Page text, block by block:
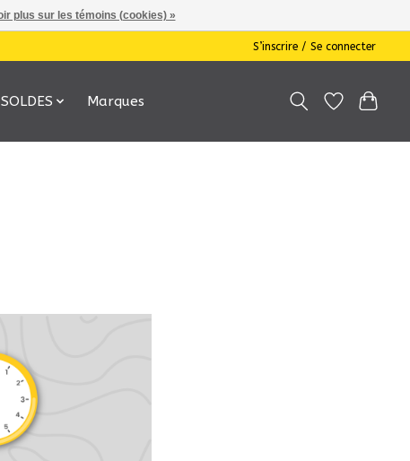
S’inscrire / Se connecter
SOLDES Marques
plus sur les témoins (cookies) »